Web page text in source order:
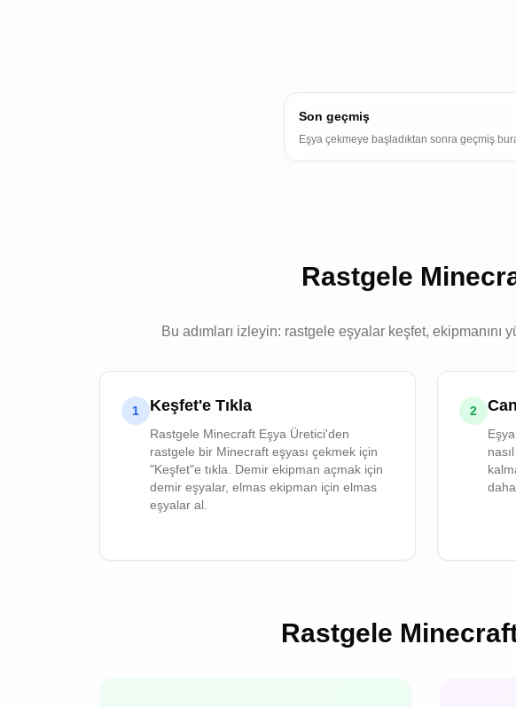
Son geçmiş
Eşya çekmeye başladıktan sonra geçmiş
Rastgele
Bu adımları izleyin: rastgele eşyalar keşfet,
1 Keşfet'e Tıkla
Rastgele Minecraft Eşya Üretici'den
rastgele bir Minecraft eşyası çekmek için
"Keşfet"e tıkla. Demir ekipman açmak için
demir eşyalar, elmas ekipman için elmas
eşyalar al.
2
Rastgele